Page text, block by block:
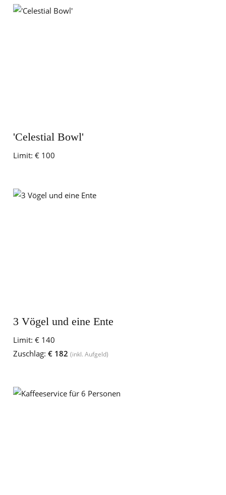
'Celestial Bowl'
Limit: € 100
3 Vögel und eine Ente
Limit: € 140
Zuschlag: € 182 (inkl. Aufgeld)